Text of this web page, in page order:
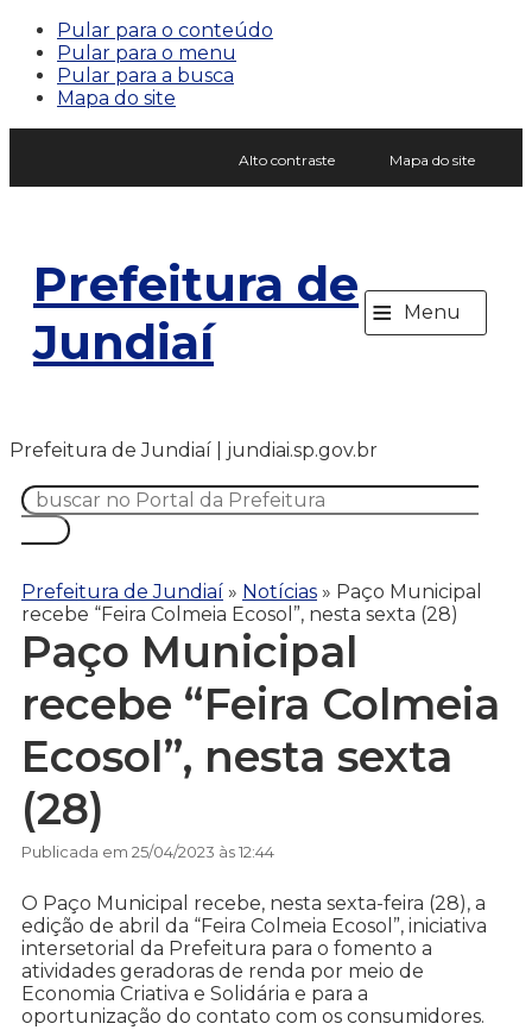
Pular para o conteúdo
Pular para o menu
Pular para a busca
Mapa do site
Alto contraste Mapa do site
Prefeitura de
Jundiaí
≡ Menu
Prefeitura de Jundiaí | jundiai.sp.gov.br
Prefeitura de Jundiaí » Notícias » Paço Municipal
recebe “Feira Colmeia Ecosol”, nesta sexta (28)
Paço Municipal
recebe “Feira Colmeia
Ecosol”, nesta sexta
(28)
Publicada em 25/04/2023 às 12:44
O Paço Municipal recebe, nesta sexta-feira (28), a
edição de abril da “Feira Colmeia Ecosol”, iniciativa
intersetorial da Prefeitura para o fomento a
atividades geradoras de renda por meio de
Economia Criativa e Solidária e para a
oportunização do contato com os consumidores.